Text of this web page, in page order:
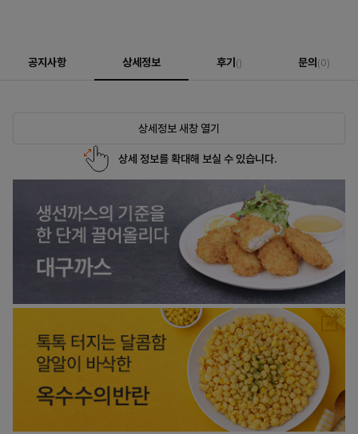
공지사항 상세정보 후기 () 문의 (0)
상세정보 새창 열기
상세 정보를 확대해 보실 수 있습니다.